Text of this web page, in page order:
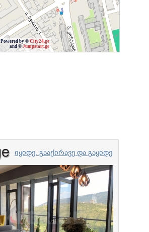
Powered by ©City24.ge
and ©Jumpstart.ge
იყიდე, გააქირავე და გაყიდე
უძრავი ქონება
პროფესიონალებთან
ერთად